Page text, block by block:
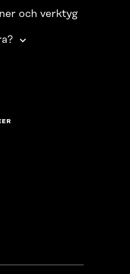
och verktyg